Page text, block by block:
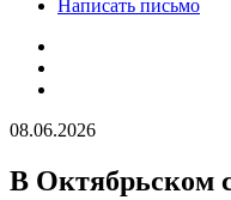
Написать письмо
08.06.2026
В Октябрьском